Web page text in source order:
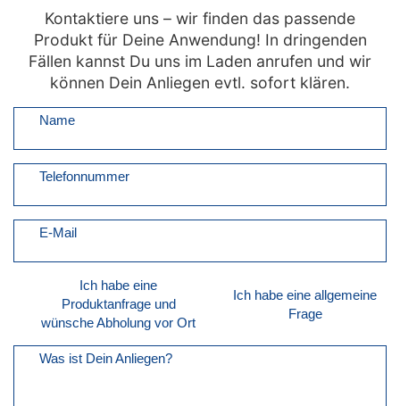
Kontaktiere uns – wir finden das passende
Produkt für Deine Anwendung! In dringenden
Fällen kannst Du uns im Laden anrufen und wir
können Dein Anliegen evtl. sofort klären.
Name
Telefonnummer
E-Mail
Ich habe eine
Produktanfrage und
wünsche Abholung vor Ort
Ich habe eine allgemeine
Frage
Was ist Dein Anliegen?